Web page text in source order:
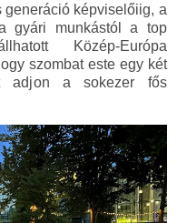
képviselőiig, a
gyári munkástól a top
Közép-Európa
szombat este egy két
adjon a sokezer fős